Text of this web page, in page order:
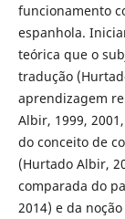
funcionamento
espanhola.
teórica que o
tradução
aprendizagem
Albir, 1999,
do conceito de
(Hurtado Albir,
comparada do
2014) e da